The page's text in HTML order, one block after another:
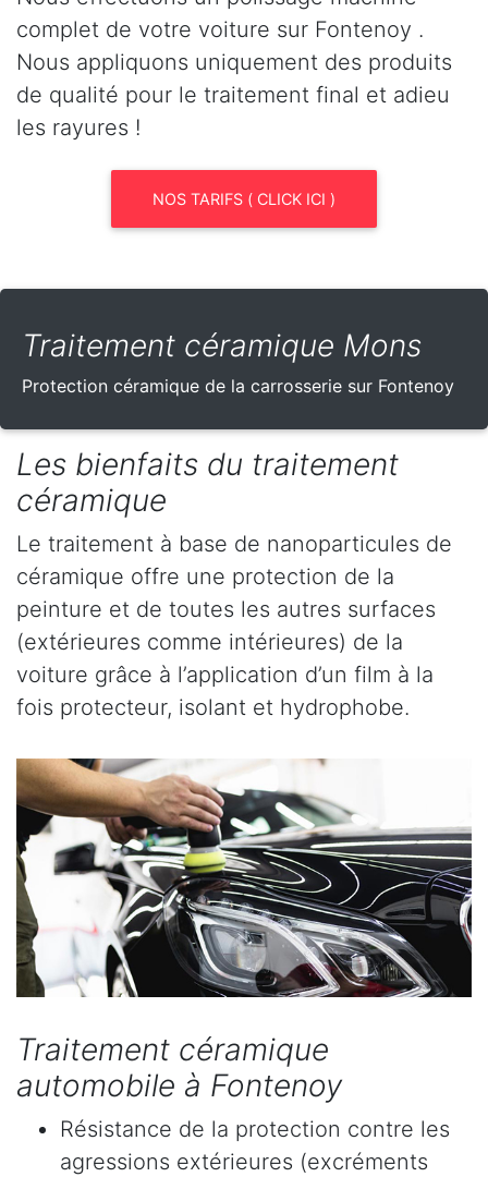
complet de votre voiture sur Fontenoy .
Nous appliquons uniquement des produits
de qualité pour le traitement final et adieu
les rayures !
NOS TARIFS ( CLICK ICI )
Traitement céramique Mons
Protection céramique de la carrosserie sur Fontenoy
Les bienfaits du traitement
céramique
Le traitement à base de nanoparticules de
céramique offre une protection de la
peinture et de toutes les autres surfaces
(extérieures comme intérieures) de la
voiture grâce à l’application d’un film à la
fois protecteur, isolant et hydrophobe.
Traitement céramique
automobile à Fontenoy
Résistance de la protection contre les
agressions extérieures (excréments